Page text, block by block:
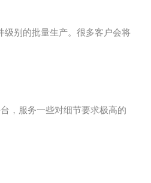
级别的批量生产。很多客户会将
，服务一些对细节要求极高的